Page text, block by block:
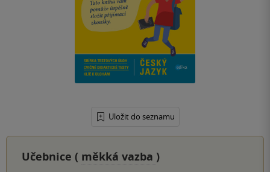
Uložit do seznamu
Učebnice ( měkká vazba )